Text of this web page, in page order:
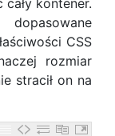
kontener.
CSS
rozmiar
stracił on na